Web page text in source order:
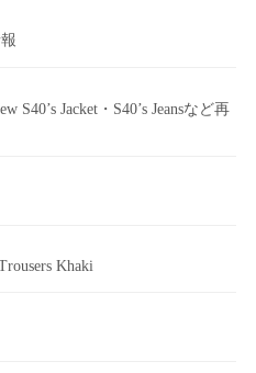
S40’s Jacket・S40’s Jeansなど再
Khaki